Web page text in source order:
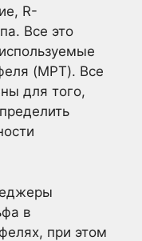
R-
Все это
(MPT). Все
для того,
в
при этом